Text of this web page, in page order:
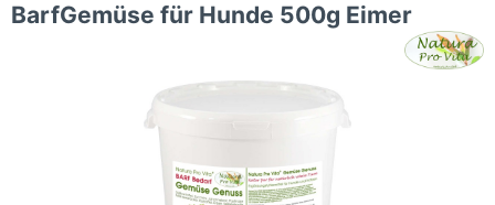
BarfGemüse für Hunde 500g Eimer